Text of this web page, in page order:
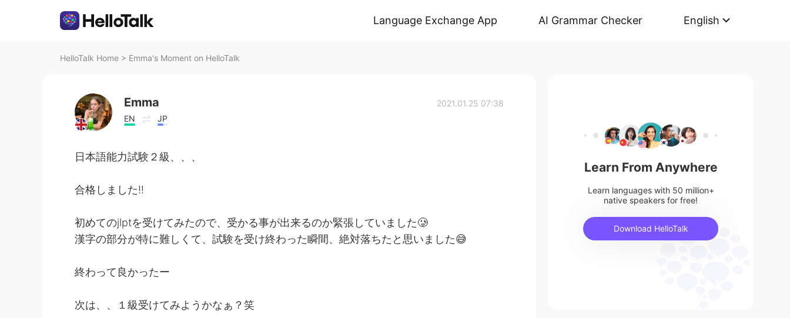
Language Exchange App AI Grammar Checker English
HelloTalk Home > Emma's Moment on HelloTalk
Emma
EN JP
2021.01.25 07:38
日本語能力試験２級、、、
合格しました‼️
初めてのjlptを受けてみたので、受かる事が出来るのか緊張していました🥲
漢字の部分が特に難しくて、試験を受け終わった瞬間、絶対落ちたと思いました😅
終わって良かったー
次は、、１級受けてみようかなぁ？笑
Learn From Anywhere
Learn languages with 50 million+
native speakers for free!
Download HelloTalk